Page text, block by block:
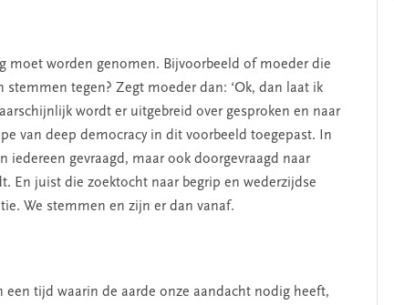
moet worden genomen. Bijvoorbeeld of moeder die
tegen? Zegt moeder dan: ‘Ok, dan laat ik
wordt er uitgebreid over gesproken en naar
van deep democracy in dit voorbeeld toegepast. In
gevraagd, maar ook doorgevraagd naar
En juist die zoektocht naar begrip en wederzijdse
We stemmen en zijn er dan vanaf.
tijd waarin de aarde onze aandacht nodig heeft,